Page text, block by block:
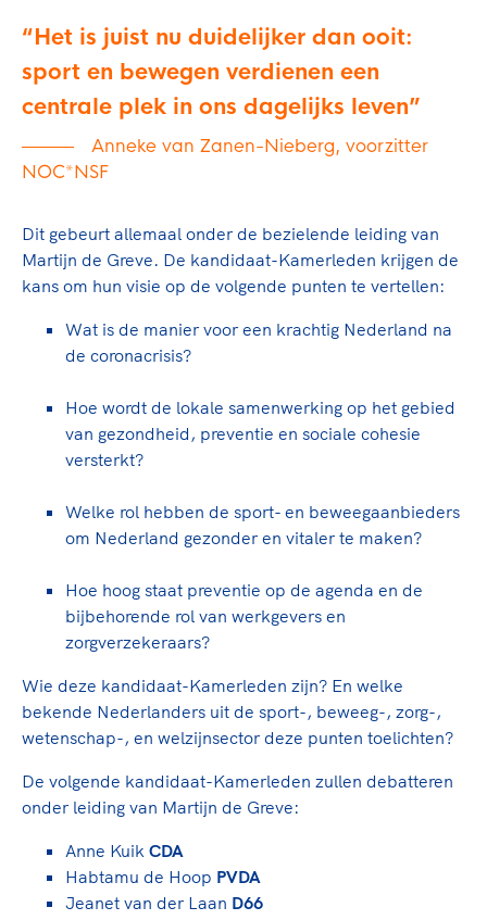
hockeywedstrijd van je buurjongen.
Voor welk gedrag staat de club? Wat mag wel
langs de lijn, in de kleedkamer, kantine en online?
En wat mag vooral niet? Een gedragscode geeft
hier richting aan en is dus een belangrijk
onderdeel van het clubbeleid rondom gewenst en
ongewenst gedrag.
toekomstig kader.
Lees verder
Het is juist nu duidelijker dan ooit:
sport en bewegen verdienen een
centrale plek in ons dagelijks leven
Anneke van Zanen-Nieberg, voorzitter
NOC*NSF
Dit gebeurt allemaal onder de bezielende leiding van
Martijn de Greve. De kandidaat-Kamerleden krijgen de
kans om hun visie op de volgende punten te vertellen:
Wat is de manier voor een krachtig Nederland na
de coronacrisis?
Hoe wordt de lokale samenwerking op het gebied
van gezondheid, preventie en sociale cohesie
versterkt?
Welke rol hebben de sport- en beweegaanbieders
om Nederland gezonder en vitaler te maken?
Hoe hoog staat preventie op de agenda en de
bijbehorende rol van werkgevers en
zorgverzekeraars?
Wie deze kandidaat-Kamerleden zijn? En welke
bekende Nederlanders uit de sport-, beweeg-, zorg-,
wetenschap-, en welzijnsector deze punten toelichten?
De volgende kandidaat-Kamerleden zullen debatteren
onder leiding van Martijn de Greve:
Anne Kuik CDA
Habtamu de Hoop PVDA
Jeanet van der Laan D66